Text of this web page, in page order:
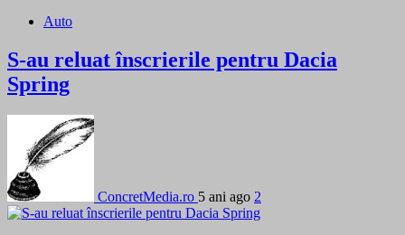
Auto
S-au reluat înscrierile pentru Dacia
Spring
ConcretMedia.ro 5 ani ago 2